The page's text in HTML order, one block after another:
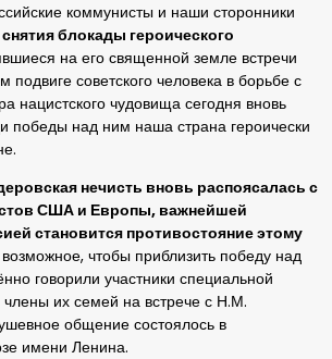
коммунисты и наши сторонники
блокады героического
на его священной земле встречи
подвиге советского человека в борьбе с
нацистского чудовища сегодня вновь
победы над ним наша страна героически
нечисть вновь распоясалась с
США и Европы, важнейшей
становится противостояние этому
чтобы приблизить победу над
говорили участники специальной
их семей на встрече с Н.М.
общение состоялось в
имени Ленина.